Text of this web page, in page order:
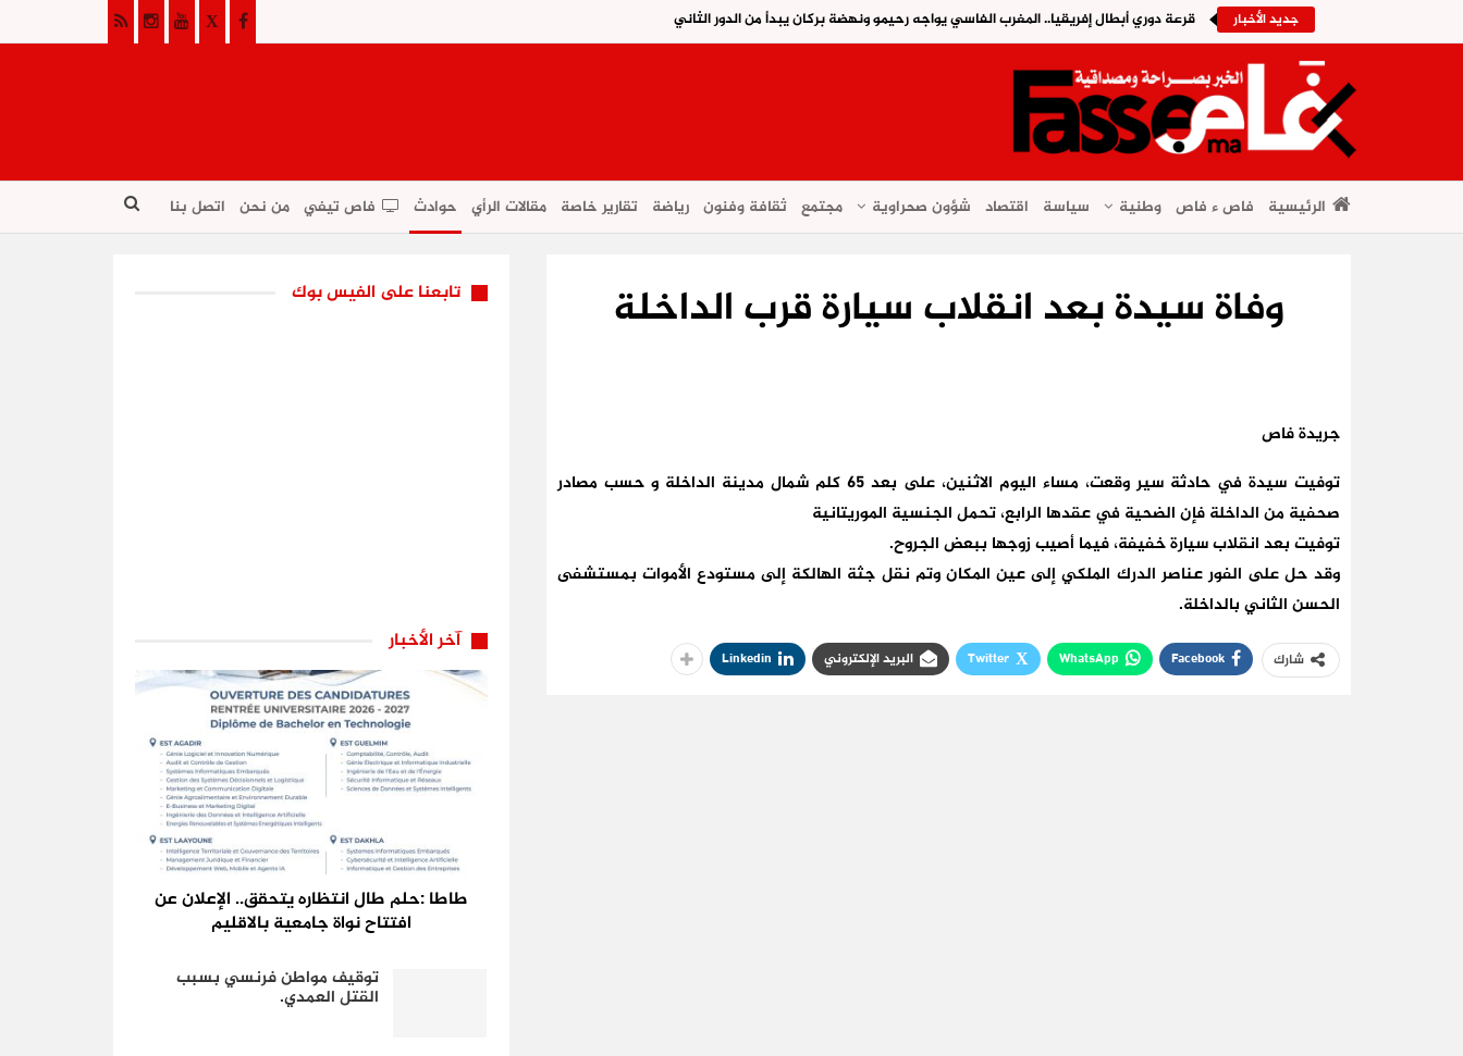
جديد الأخبار قرعة دوري أبطال إفريقيا.. المغرب الفاسي يواجه رحيمو ونهضة بركان يبدأ من الدور الثاني
الرئيسية فاص ء فاص وطنية سياسة اقتصاد شؤون صحراوية مجتمع ثقافة وفنون رياضة تقارير خاصة مقالات الرأي حوادث فاص تيفي من نحن اتصل بنا
وفاة سيدة بعد انقلاب سيارة قرب الداخلة
جريدة فاص
توفيت سيدة في حادثة سير وقعت، مساء اليوم الاثنين، على بعد 65 كلم شمال مدينة الداخلة و حسب مصادر
صحفية من الداخلة فإن الضحية في عقدها الرابع، تحمل الجنسية الموريتانية
توفيت بعد انقلاب سيارة خفيفة، فيما أصيب زوجها ببعض الجروح.
وقد حل على الفور عناصر الدرك الملكي إلى عين المكان وتم نقل جثة الهالكة إلى مستودع الأموات بمستشفى
الحسن الثاني بالداخلة.
شارك Facebook
WhatsApp
Twitter البريد الإلكتروني Linkedin
تابعنا على الفيس بوك
آخر الأخبار
طاطا :حلم طال انتظاره يتحقق.. الإعلان عن
افتتاح نواة جامعية بالاقليم
توقيف مواطن فرنسي بسبب
القتل العمدي.